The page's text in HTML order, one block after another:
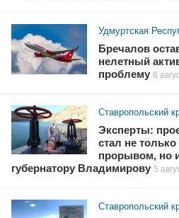
Удмуртская
Бречалов
нелетный
проблему 6
Ставропольский
Эксперты:
стал не
прорывом, но
губернатору Владимирову 5
Ставропольский